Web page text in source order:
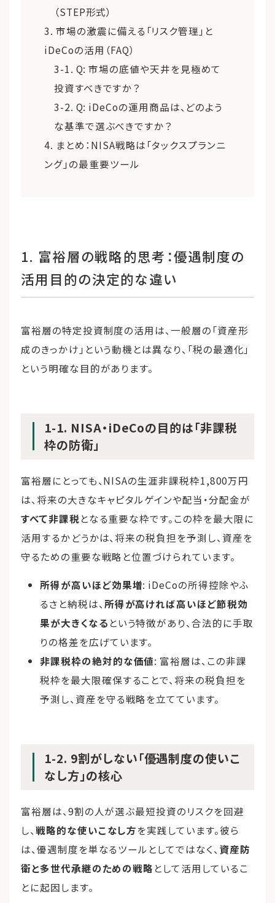
（STEP形式）
3. 市場の激震に備える「リスク管理」と
iDeCoの活用（FAQ）
3-1. Q: 市場の底値や天井を見極めて
投資すべきですか？
3-2. Q: iDeCoの運用商品は、どのよう
な基準で選ぶべきですか？
4. まとめ：NISA戦略は「タックスプランニ
ング」の最重要ツール
1. 富裕層の戦略的思考：優遇制度の
活用目的の決定的な違い
富裕層の特定投資制度の活用は、一般層の「資産形
成のきっかけ」という動機とは異なり、「税の最適化」
という明確な目的があります。
1-1. NISA・iDeCoの目的は「非課税
枠の防衛」
富裕層にとっても、NISAの生涯非課税枠1,800万円
は、将来の大きなキャピタルゲインや配当・分配金が
すべて非課税となる重要な枠です。この枠を最大限に
活用するかどうかは、将来の税負担を予測し、資産を
守るための重要な戦略と位置づけられています。
所得が高いほど効果増: iDeCoの所得控除やふ
るさと納税は、所得が高ければ高いほど節税効
果が大きくなる という特徴があり、合法的に手取
りの格差を広げています。
非課税枠の絶対的な価値: 富裕層は、この非課
税枠を最大限確保することで、将来の税負担を
予測し、資産を守る戦略を立てています。
1-2. 9割がしない「優遇制度の使いこ
なし方」の核心
富裕層は、9割の人が選ぶ最短投資のリスクを回避
し、 戦略的な使いこなし方を実践しています。彼ら
は、優遇制度を単なるツールとしてではなく、 資産防
衛と多世代承継のための戦略 として活用しているこ
とに起因します。